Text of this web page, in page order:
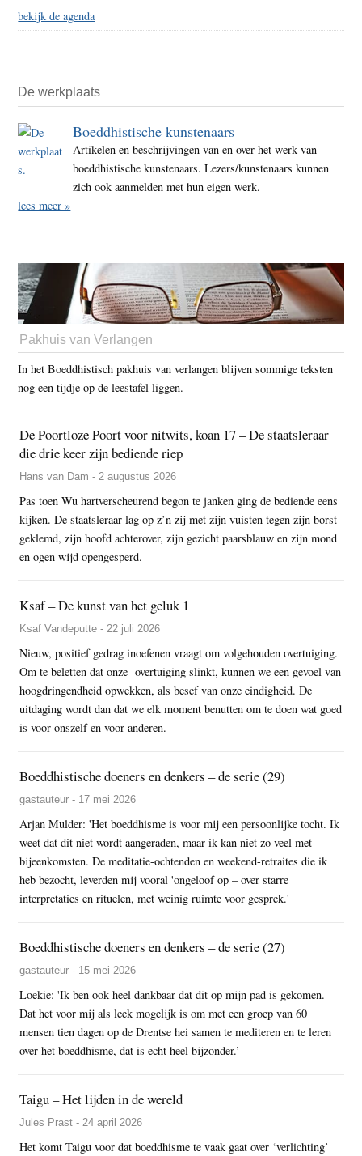
bekijk de agenda
De werkplaats
Boeddhistische kunstenaars
Artikelen en beschrijvingen van en over het werk van
boeddhistische kunstenaars. Lezers/kunstenaars kunnen
zich ook aanmelden met hun eigen werk.
lees meer »
Pakhuis van Verlangen
In het Boeddhistisch pakhuis van verlangen blijven sommige teksten
nog een tijdje op de leestafel liggen.
De Poortloze Poort voor nitwits, koan 17 – De staatsleraar
die drie keer zijn bediende riep
Hans van Dam - 2 augustus 2026
Pas toen Wu hartverscheurend begon te janken ging de bediende eens
kijken. De staatsleraar lag op z’n zij met zijn vuisten tegen zijn borst
geklemd, zijn hoofd achterover, zijn gezicht paarsblauw en zijn mond
en ogen wijd opengesperd.
Ksaf – De kunst van het geluk 1
Ksaf Vandeputte - 22 juli 2026
Nieuw, positief gedrag inoefenen vraagt om volgehouden overtuiging.
Om te beletten dat onze overtuiging slinkt, kunnen we een gevoel van
hoogdringendheid opwekken, als besef van onze eindigheid. De
uitdaging wordt dan dat we elk moment benutten om te doen wat goed
is voor onszelf en voor anderen.
Boeddhistische doeners en denkers – de serie (29)
gastauteur - 17 mei 2026
Arjan Mulder: 'Het boeddhisme is voor mij een persoonlijke tocht. Ik
weet dat dit niet wordt aangeraden, maar ik kan niet zo veel met
bijeenkomsten. De meditatie-ochtenden en weekend-retraites die ik
heb bezocht, leverden mij vooral 'ongeloof op – over starre
interpretaties en rituelen, met weinig ruimte voor gesprek.'
Boeddhistische doeners en denkers – de serie (27)
gastauteur - 15 mei 2026
Loekie: 'Ik ben ook heel dankbaar dat dit op mijn pad is gekomen.
Dat het voor mij als leek mogelijk is om met een groep van 60
mensen tien dagen op de Drentse hei samen te mediteren en te leren
over het boeddhisme, dat is echt heel bijzonder.’
Taigu – Het lijden in de wereld
Jules Prast - 24 april 2026
Het komt Taigu voor dat boeddhisme te vaak gaat over ‘verlichting’